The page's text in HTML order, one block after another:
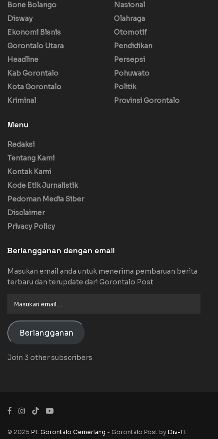
Bone Bolango
Disway
Ekonomi Bisnis
Gorontalo Utara
Headline
Kab Gorontalo
Kota Gorontalo
Kriminal
Nasional
Olahraga
Otomotif
Pendidikan
Persepsi
Pohuwato
Politik
Provinsi Gorontalo
Menu
Redaksi
Tentang Kami
Kontak Kami
Kode Etik Jurnalistik
Pedoman Media Siber
Disclaimer
Privacy Policy
Berlangganan dengan email
Masukan email anda untuk menerima pembaruan berita
terbaru dan terupdate dari Gorontalo Post
Berlangganan
Join 3 other subscribers
© 2025 PT. Gorontalo Cemerlang - Gorontalo Post by Div-TI.